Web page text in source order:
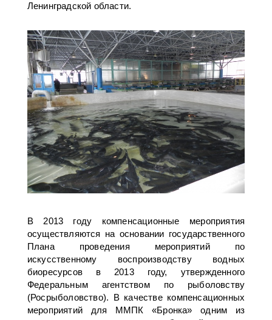
Ленинградской области.
В 2013 году компенсационные мероприятия
осуществляются на основании государственного
Плана проведения мероприятий по
искусственному воспроизводству водных
биоресурсов в 2013 году, утвержденного
Федеральным агентством по рыболовству
(Росрыболовство). В качестве компенсационных
мероприятий для ММПК «Бронка» одним из